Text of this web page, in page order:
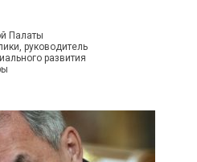
Палаты
руководитель
развития